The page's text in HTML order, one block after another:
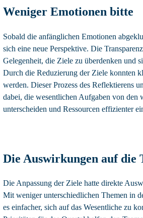
Weniger Emotionen bitte
Sobald die anfänglichen Emotionen
sich eine neue Perspektive. Die
Gelegenheit, die Ziele zu überdenken und
Durch die Reduzierung der Ziele konnten
werden. Dieser Prozess des Reflektierens
dabei, die wesentlichen Aufgaben von den
unterscheiden und Ressourcen effizienter
Die Auswirkungen auf die
Die Anpassung der Ziele hatte direkte
Mit weniger unterschiedlichen Themen in
es einfacher, sich auf das Wesentliche zu